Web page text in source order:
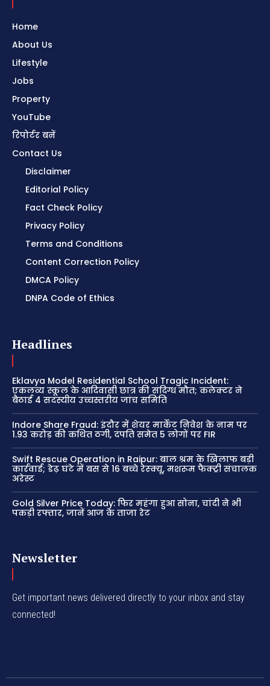
Home
About Us
Lifestyle
Jobs
Property
YouTube
रिपोर्टर बनें
Contact Us
Disclaimer
Editorial Policy
Fact Check Policy
Privacy Policy
Terms and Conditions
Content Correction Policy
DMCA Policy
DNPA Code of Ethics
Headlines
Eklavya Model Residential School Tragic Incident:
एकलव्य स्कूल के आदिवासी छात्र की संदिग्ध मौत; कलेक्टर ने
बैठाई 4 सदस्यीय उच्चस्तरीय जांच समिति
Indore Share Fraud: इंदौर में शेयर मार्केट निवेश के नाम पर
1.93 करोड़ की कथित ठगी, दंपति समेत 5 लोगों पर FIR
Swift Rescue Operation in Raipur: बाल श्रम के खिलाफ बड़ी
कार्रवाई; डेढ़ घंटे में बस से 16 बच्चे रेस्क्यू, मशरूम फैक्ट्री संचालक
अरेस्ट
Gold Silver Price Today: फिर महंगा हुआ सोना, चांदी ने भी
पकड़ी रफ्तार, जानें आज के ताजा रेट
Newsletter
Get important news delivered directly to your inbox and stay
connected!